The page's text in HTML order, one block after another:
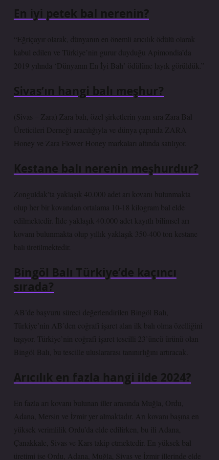
En iyi petek bal nerenin?
“Eğriçayır olarak, dünyanın en önemli arıcılık ödülü olarak
kabul edilen ve Türkiye’nin gurur duyduğu Apimondia’da
2019 yılında ‘Dünyanın En İyi Balı’ ödülüne layık görüldük.”
Sivas’ın hangi balı meşhur?
(Sivas – Zara) Zara balı, özel şirketlerin yanı sıra Zara Bal
Üreticileri Derneği aracılığıyla ve dünya çapında ZARA
Honey ve Zara Flower Honey markaları altında satılıyor.
Kestane balı nerenin meşhurdur?
Zonguldak’ta yaklaşık 40.000 adet arı kovanı bulunmakta
olup her bir kovandan ortalama 10-18 kilogram bal elde
edilmektedir. İlde yaklaşık 40.000 adet kayıtlı bilimsel arı
kovanı bulunmakta olup yıllık yaklaşık 350-400 ton kestane
balı üretilmektedir.
Bingöl Balı Türkiye’de kaçıncı
sırada?
AB’de başvuru süreci değerlendirilen Bingöl Balı,
Türkiye’nin AB’den coğrafi işaret alan ilk balı olma özelliğini
taşıyor. Türkiye’nin coğrafi işaret tescilli 23’üncü ürünü olan
Bingöl Balı, bu tescille uluslararası tanınırlığını artıracak.
Arıcılık en fazla hangi ilde 2024?
En fazla arı kovanı bulunan iller arasında Muğla, Ordu,
Adana, Mersin ve İzmir yer almaktadır. Arı kovanı başına en
yüksek verimlilik Ordu’da elde edilirken, bu ili Adana,
Çanakkale, Sivas ve Kars takip etmektedir. En yüksek bal
üretimi ise Ordu, Adana, Muğla, Sivas ve İzmir illerinde elde